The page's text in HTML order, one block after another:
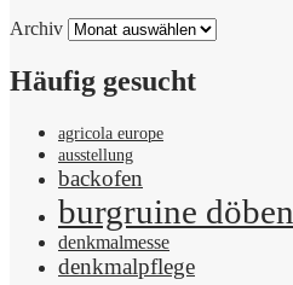
Archiv
Häufig gesucht
agricola europe
ausstellung
backofen
burgruine döben
denkmalmesse
denkmalpflege